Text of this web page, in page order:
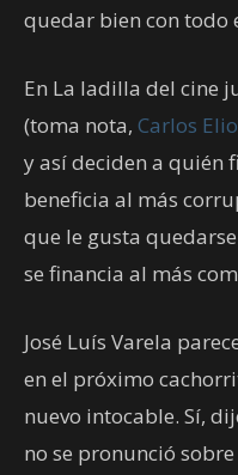
quedar bien con todo
En La ladilla del cine
(toma nota, Carlos Elio
y así deciden a quién
beneficia al más
que le gusta
se financia al más
José Luís Varela
en el próximo
nuevo intocable. Sí,
no se pronunció